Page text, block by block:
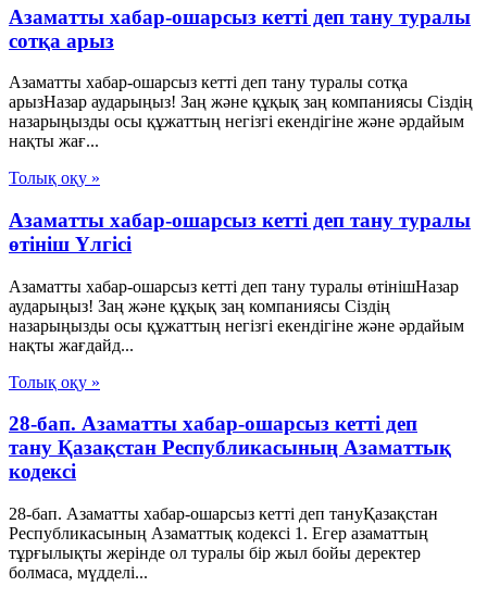
Азаматты хабар-ошарсыз кетті деп тану туралы
сотқа арыз
Азаматты хабар-ошарсыз кетті деп тану туралы сотқа
арызНазар аударыңыз! Заң және құқық заң компаниясы Сіздің
назарыңызды осы құжаттың негізгі екендігіне және әрдайым
нақты жағ...
Толық оқу »
Азаматты хабар-ошарсыз кетті деп тану туралы
өтініш Үлгісі
Азаматты хабар-ошарсыз кетті деп тану туралы өтінішНазар
аударыңыз! Заң және құқық заң компаниясы Сіздің
назарыңызды осы құжаттың негізгі екендігіне және әрдайым
нақты жағдайд...
Толық оқу »
28-бап. Азаматты хабар-ошарсыз кеттi деп
тану Қазақстан Республикасының Азаматтық
кодексi
28-бап. Азаматты хабар-ошарсыз кеттi деп тануҚазақстан
Республикасының Азаматтық кодексi 1. Егер азаматтың
тұрғылықты жерiнде ол туралы бiр жыл бойы деректер
болмаса, мүдделi...